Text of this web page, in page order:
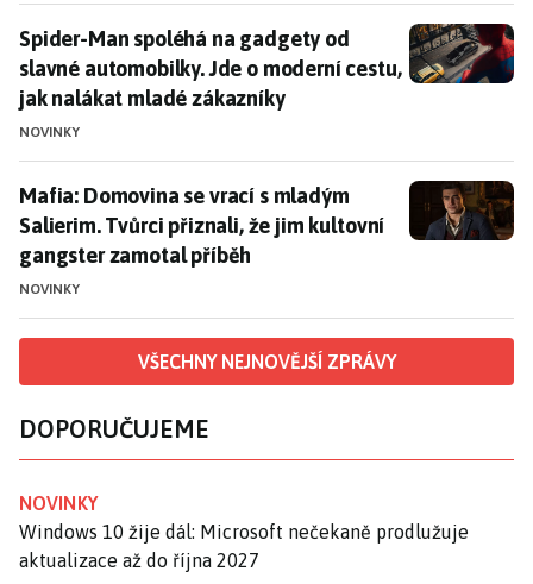
Spider-Man spoléhá na gadgety od slavné
Spider-Man spoléhá na gadgety od
slavné automobilky. Jde o moderní cestu,
jak nalákat mladé zákazníky
NOVINKY
Mafia: Domovina se vrací s mladým Salierim.
Mafia: Domovina se vrací s mladým
Salierim. Tvůrci přiznali, že jim kultovní
gangster zamotal příběh
NOVINKY
VŠECHNY NEJNOVĚJŠÍ ZPRÁVY
DOPORUČUJEME
NOVINKY
Windows 10 žije dál: Microsoft nečekaně prodlužuje
aktualizace až do října 2027